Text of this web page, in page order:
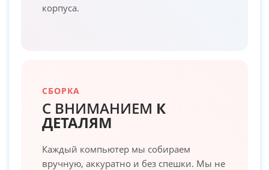
корпуса.
СБОРКА
С ВНИМАНИЕМ К
ДЕТАЛЯМ
Каждый компьютер мы собираем
вручную, аккуратно и без спешки. Мы не